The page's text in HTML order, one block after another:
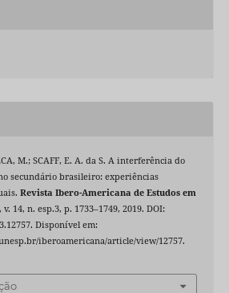
M.; SCAFF, E. A. da S. A interferência do
secundário brasileiro: experiências
Revista Ibero-Americana de Estudos em
14, n. esp.3, p. 1733–1749, 2019. DOI:
Disponível em:
iberoamericana/article/view/12757.